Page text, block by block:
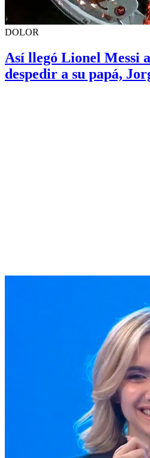
DOLOR
Así llegó Lionel Messi
despedir a su papá,